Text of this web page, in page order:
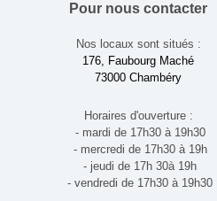
Pour nous contacter
Nos locaux sont situés :
176, Faubourg Maché
73000 Chambéry
Horaires d'ouverture :
- mardi de 17h30 à 19h30
- mercredi de 17h30 à 19h
- jeudi de 17h 30à 19h
- vendredi de 17h30 à 19h30